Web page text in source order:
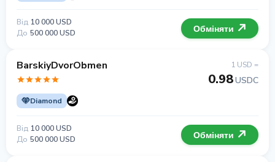
Від 10 000 USD
До 500 000 USD Обміняти
BarskiyDvorObmen
Diamond
1 USD =
0.98USDC
Від 10 000 USD
До 500 000 USD Обміняти